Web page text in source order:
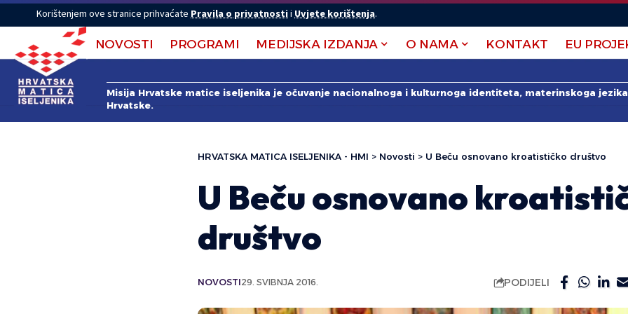
Korištenjem ove stranice prihvaćate Pravila o privatnostii Uvjete korištenja.
NOVOSTI PROGRAMI MEDIJSKA IZDANJA O NAMA KONTAKT EU
Misija Hrvatske matice iseljenika je očuvanje nacionalnoga i kulturnoga identiteta, materinskoga
Hrvatske.
HRVATSKA MATICA ISELJENIKA - HMI > Novosti > U Beču osnovano kroatističko društvo
U Beču osnovano
društvo
NOVOSTI29. SVIBNJA 2016. PODIJELI